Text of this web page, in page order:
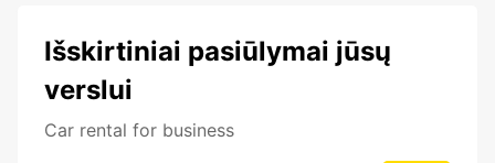
Išskirtiniai pasiūlymai jūsų
verslui
Car rental for business